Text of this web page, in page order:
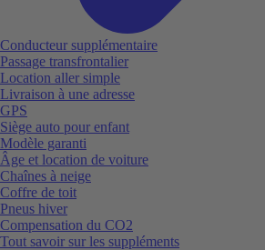
Conducteur supplémentaire
Passage transfrontalier
Location aller simple
Livraison à une adresse
GPS
Siège auto pour enfant
Modèle garanti
Âge et location de voiture
Chaînes à neige
Coffre de toit
Pneus hiver
Compensation du CO2
Tout savoir sur les suppléments